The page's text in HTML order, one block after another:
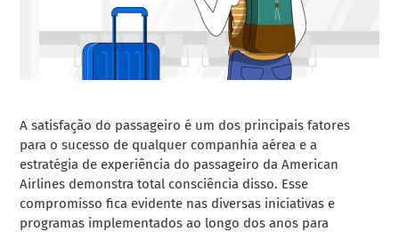
A satisfação do passageiro é um dos principais fatores
para o sucesso de qualquer companhia aérea e a
estratégia de experiência do passageiro da American
Airlines demonstra total consciência disso. Esse
compromisso fica evidente nas diversas iniciativas e
programas implementados ao longo dos anos para